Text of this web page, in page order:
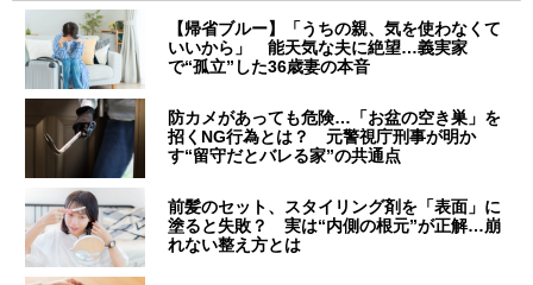
【帰省ブルー】「うちの親、気を使わなくて
いいから」 能天気な夫に絶望…義実家
で“孤立”した36歳妻の本音
防カメがあっても危険…「お盆の空き巣」を
招くNG行為とは？ 元警視庁刑事が明か
す“留守だとバレる家”の共通点
前髪のセット、スタイリング剤を「表面」に
塗ると失敗？ 実は“内側の根元”が正解…崩
れない整え方とは